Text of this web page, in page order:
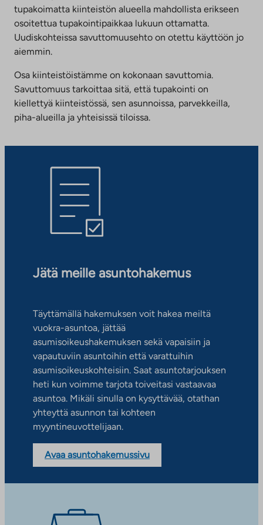
tupakoimatta kiinteistön alueella mahdollista erikseen
osoitettua tupakointipaikkaa lukuun ottamatta.
Uudiskohteissa savuttomuusehto on otettu käyttöön jo
aiemmin.
Osa kiinteistöistämme on kokonaan savuttomia.
Savuttomuus tarkoittaa sitä, että tupakointi on
kiellettyä kiinteistössä, sen asunnoissa, parvekkeilla,
piha-alueilla ja yhteisissä tiloissa.
Jätä meille asuntohakemus
Täyttämällä hakemuksen voit hakea meiltä
vuokra-asuntoa, jättää
asumisoikeushakemuksen sekä vapaisiin ja
vapautuviin asuntoihin että varattuihin
asumisoikeuskohteisiin. Saat asuntotarjouksen
heti kun voimme tarjota toiveitasi vastaavaa
asuntoa. Mikäli sinulla on kysyttävää, otathan
yhteyttä asunnon tai kohteen
myyntineuvottelijaan.
Avaa asuntohakemussivu